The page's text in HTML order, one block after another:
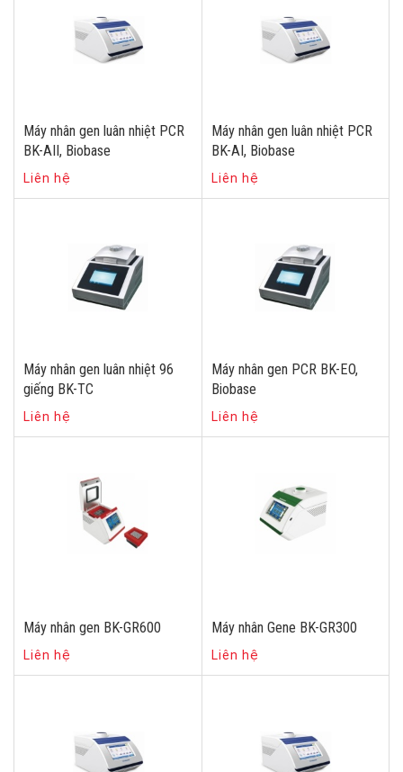
Máy nhân gen luân nhiệt PCR
BK-AII, Biobase
Liên hệ
Máy nhân gen luân nhiệt PCR
BK-AI, Biobase
Liên hệ
Máy nhân gen luân nhiệt 96
giếng BK-TC
Liên hệ
Máy nhân gen PCR BK-EO,
Biobase
Liên hệ
Máy nhân gen BK-GR600
Liên hệ
Máy nhân Gene BK-GR300
Liên hệ